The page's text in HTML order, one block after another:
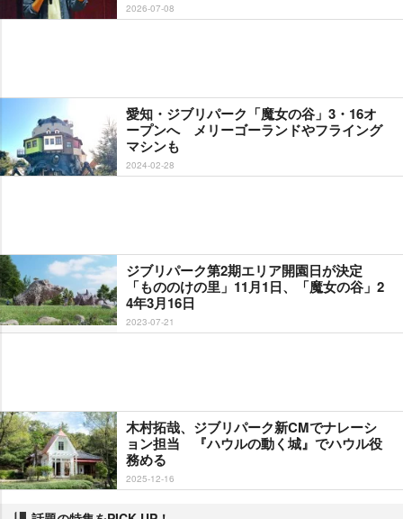
2026-07-08
愛知・ジブリパーク「魔女の谷」3・16オ
ープンへ メリーゴーランドやフライング
マシンも
2024-02-28
ジブリパーク第2期エリア開園日が決定
「もののけの里」11月1日、「魔女の谷」2
4年3月16日
2023-07-21
木村拓哉、ジブリパーク新CMでナレーシ
ョン担当 『ハウルの動く城』でハウル役
務める
2025-12-16